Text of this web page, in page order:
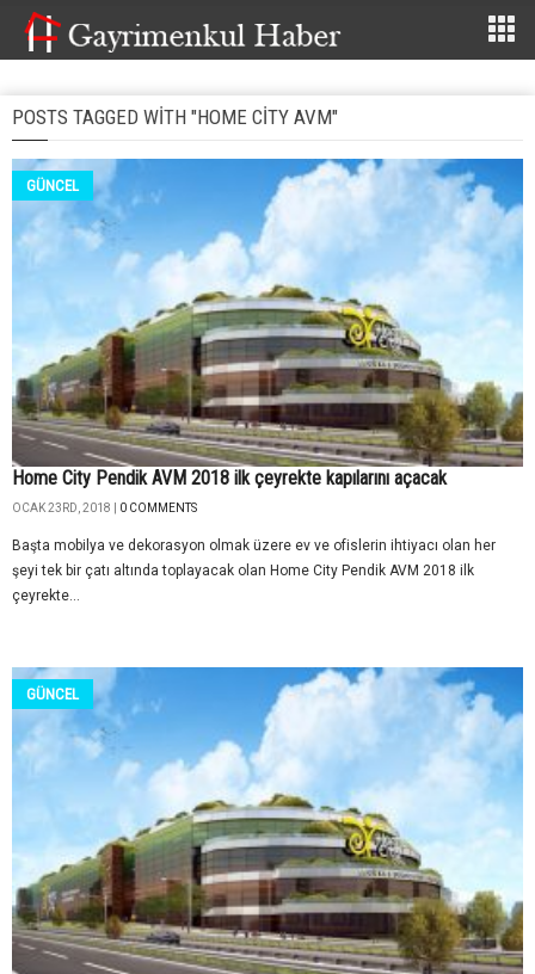
POSTS TAGGED WITH "HOME CITY AVM"
GÜNCEL
Home City Pendik AVM 2018 ilk çeyrekte kapılarını açacak
OCAK 23RD, 2018 | 0 COMMENTS
Başta mobilya ve dekorasyon olmak üzere ev ve ofislerin ihtiyacı olan her
şeyi tek bir çatı altında toplayacak olan Home City Pendik AVM 2018 ilk
çeyrekte...
GÜNCEL